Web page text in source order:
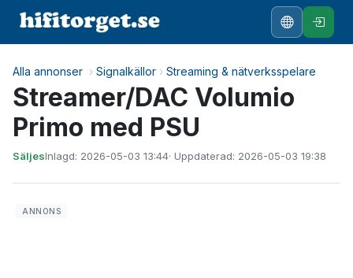
Alla annonser › Signalkällor › Streaming & nätverksspelare
Streamer/DAC Volumio
Primo med PSU
SäljesInlagd: 2026-05-03 13:44· Uppdaterad: 2026-05-03 19:38